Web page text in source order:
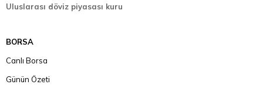
Uluslarası döviz piyasası kuru
BORSA
Canlı Borsa
Günün Özeti